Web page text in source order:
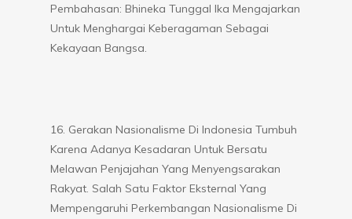
Pembahasan: Bhineka Tunggal Ika Mengajarkan
Untuk Menghargai Keberagaman Sebagai
Kekayaan Bangsa.
16. Gerakan Nasionalisme Di Indonesia Tumbuh
Karena Adanya Kesadaran Untuk Bersatu
Melawan Penjajahan Yang Menyengsarakan
Rakyat. Salah Satu Faktor Eksternal Yang
Mempengaruhi Perkembangan Nasionalisme Di